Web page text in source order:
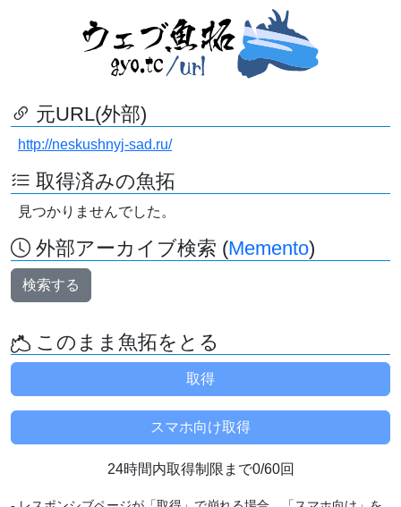
元URL(外部)
http://neskushnyj-sad.ru/
取得済みの魚拓
見つかりませんでした。
外部アーカイブ検索 (Memento)
検索する
このまま魚拓をとる
24時間内取得制限まで0/60回